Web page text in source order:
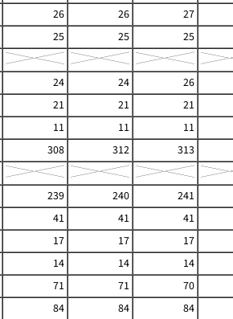
26 26
27
25 25
25
24 24
26
21 21
21
11 11
11
308 312
313
239 240
241
41 41
41
17 17
17
14 14
14
71 71
70
84 84
84